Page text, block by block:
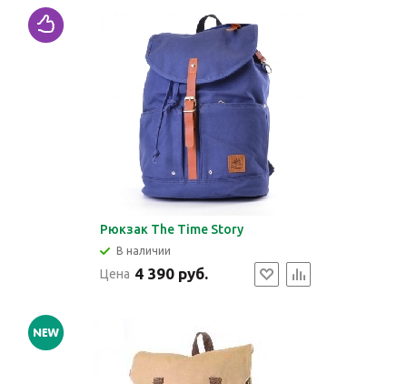
Рюкзак The Time Story
В наличии
Цена 4 390 руб.